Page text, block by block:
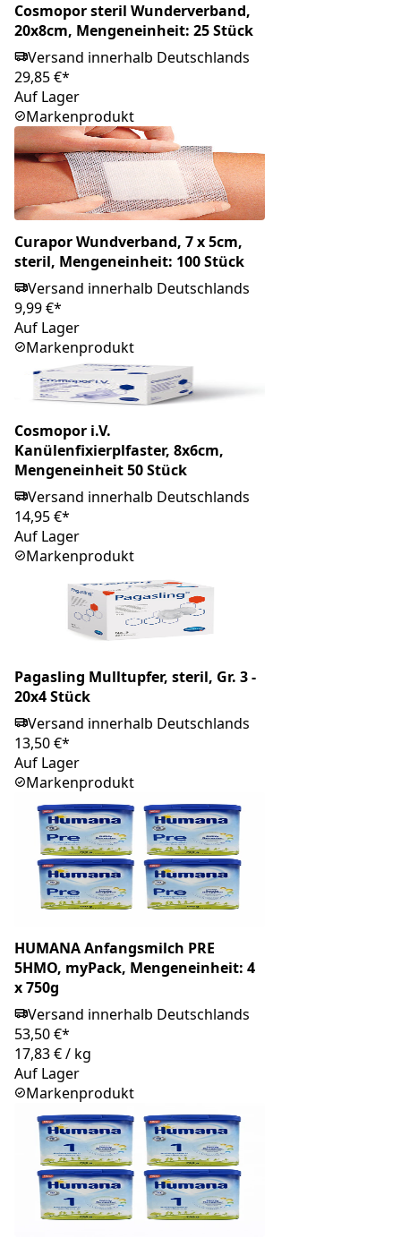
Cosmopor steril Wunderverband,
20x8cm, Mengeneinheit: 25 Stück
Versand innerhalb Deutschlands
29,85 €*
Auf Lager
Markenprodukt
Curapor Wundverband, 7 x 5cm,
steril, Mengeneinheit: 100 Stück
Versand innerhalb Deutschlands
9,99 €*
Auf Lager
Markenprodukt
Cosmopor i.V.
Kanülenfixierplfaster, 8x6cm,
Mengeneinheit 50 Stück
Versand innerhalb Deutschlands
14,95 €*
Auf Lager
Markenprodukt
Pagasling Mulltupfer, steril, Gr. 3 -
20x4 Stück
Versand innerhalb Deutschlands
13,50 €*
Auf Lager
Markenprodukt
HUMANA Anfangsmilch PRE
5HMO, myPack, Mengeneinheit: 4
x 750g
Versand innerhalb Deutschlands
53,50 €*
17,83 €/ kg
Auf Lager
Markenprodukt